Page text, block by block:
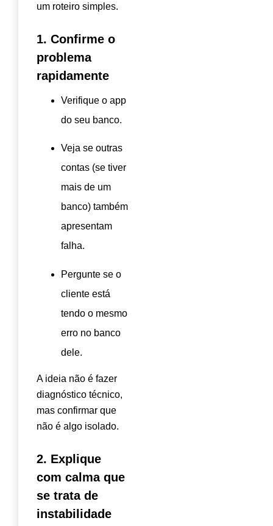
um roteiro simples.
1. Confirme o
problema
rapidamente
Verifique o app
do seu banco.
Veja se outras
contas (se tiver
mais de um
banco) também
apresentam
falha.
Pergunte se o
cliente está
tendo o mesmo
erro no banco
dele.
A ideia não é fazer
diagnóstico técnico,
mas confirmar que
não é algo isolado.
2. Explique
com calma que
se trata de
instabilidade